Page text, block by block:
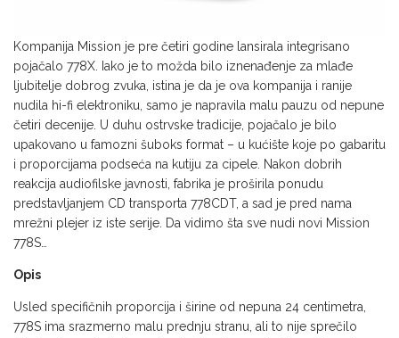
Kompanija Mission je pre četiri godine lansirala integrisano
pojačalo 778X. Iako je to možda bilo iznenađenje za mlađe
ljubitelje dobrog zvuka, istina je da je ova kompanija i ranije
nudila hi-fi elektroniku, samo je napravila malu pauzu od nepune
četiri decenije. U duhu ostrvske tradicije, pojačalo je bilo
upakovano u famozni šuboks format – u kućište koje po gabaritu
i proporcijama podseća na kutiju za cipele. Nakon dobrih
reakcija audiofilske javnosti, fabrika je proširila ponudu
predstavljanjem CD transporta 778CDT, a sad je pred nama
mrežni plejer iz iste serije. Da vidimo šta sve nudi novi Mission
778S…
Opis
Usled specifičnih proporcija i širine od nepuna 24 centimetra,
778S ima srazmerno malu prednju stranu, ali to nije sprečilo